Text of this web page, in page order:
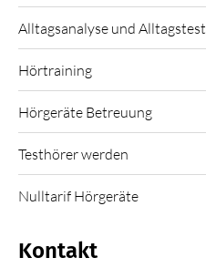
Alltagsanalyse und Alltagstest
Hörtraining
Hörgeräte Betreuung
Testhörer werden
Nulltarif Hörgeräte
Kontakt